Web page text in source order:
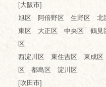
[大阪市]
旭区 阿倍野区 生野区
東区 大正区 中央区 鶴
区
西淀川区 東住吉区 東成
区 都島区 淀川区
[吹田市]